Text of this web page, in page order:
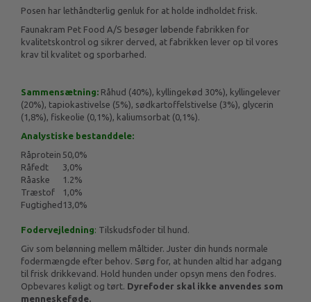
Posen har lethåndterlig genluk for at holde indholdet frisk.
Faunakram Pet Food A/S besøger løbende fabrikken for
kvalitetskontrol og sikrer derved, at fabrikken lever op til vores
krav til kvalitet og sporbarhed.
Sammensætning: Råhud (40%), kyllingekød 30%), kyllingelever
(20%), tapiokastivelse (5%), sødkartoffelstivelse (3%), glycerin
(1,8%), fiskeolie (0,1%), kaliumsorbat (0,1%).
Analystiske bestanddele:
Råprotein 50,0%
Råfedt
3,0%
Råaske
1.2%
Træstof
1,0%
Fugtighed 13,0%
Fodervejledning: Tilskudsfoder til hund.
Giv som belønning mellem måltider. Juster din hunds normale
fodermængde efter behov. Sørg for, at hunden altid har adgang
til frisk drikkevand. Hold hunden under opsyn mens den fodres.
Opbevares køligt og tørt. Dyrefoder skal ikke anvendes som
menneskeføde.